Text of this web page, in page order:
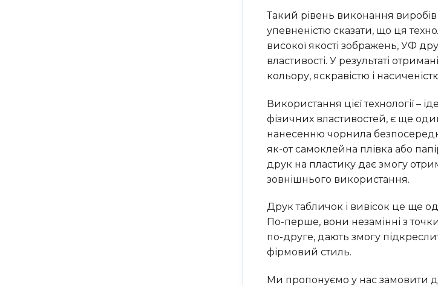
Такий рівень виконання
упевненістю сказати, що ця
високої якості зображень, УФ
властивості. У результаті
кольору, яскравістю і
Використання цієї технології –
фізичних властивостей, є ще
нанесенню чорнила
як-от самоклейна плівка або
друк на пластику дає змогу
зовнішнього використання.
Друк табличок і вивісок це ще
По-перше, вони незамінні з точки
по-друге, дають змогу
фірмовий стиль.
Ми пропонуємо у нас замовити